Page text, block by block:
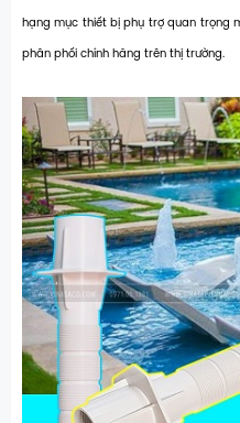
hạng mục thiết bị phụ trợ quan trọng
phân phối chính hãng trên thị trường.